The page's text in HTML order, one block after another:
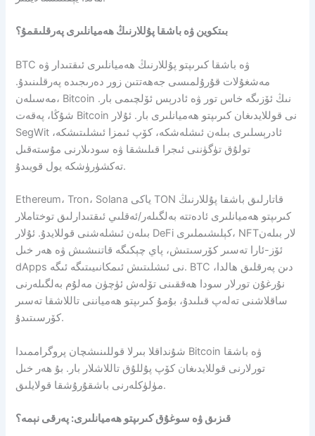
بىتكوين ۋە باشقا پۇللارنىڭ ھەميانلىرى پەرقلىقمۇ؟
BTC ۋە باشقا كىرىپتو پۇللارنىڭ ھەميانلىرى ئىقتىدار ۋە
مەشغۇلات قۇرۇلمىسى جەھەتتىن زور دەرىجىدە پەرقلىنىدۇ.
مەسىلەن، Bitcoin نىڭ ئۆزىگە خاس تور ۋە ئادرېس ئۆلچىمى بار.
شۇڭا، پەقەت Bitcoin نى قوللايدىغان كىرىپتو ھەميانلىرى بار. ئۇلار
SegWit ئادرېسلىرى بىلەن ئىشلەشكە، كۆپ ئىمزا ئىشلىتىشكە،
تولۇق تۈگۈننى ئىجرا قىلىشقا ۋە سودىلارنى مۇستەقىل
تەكشۈرۈشكە يول قويىدۇ.
Ethereum، Tron، Solana ياكى TON قاتارلىق باشقا پۇللارنىڭ
كىرىپتو ھەميانلىرى ئادەتتە بەلگىلەر/ئەقلىي ئىقتىدارلىق توختاملار
بىلەن ئىشلەشنى قوللايدۇ. ئۇلار DeFi كېلىشىملىرى، NFTلار بىلەن
ئۆز-ئارا تەسىر كۆرسىتىش، پاي چېكىگە قاتنىشىش ۋە ھەر خىل
dApps نى ئىشلىتىش ئىمكانىيىتىگە ئىگە. BTC دىن پەرقلىق ھالدا،
نۇرغۇن تورلار سودا ھەققىنى تۆلەش ئۈچۈن مەلۇم بەلگىلەرنى
ساقلاشنى تەلەپ قىلىدۇ، بۇمۇ كىرىپتو ھەمياننى تاللاشقا تەسىر
كۆرسىتىدۇ.
شۇنداقلا بىرلا قوللىنىشچان پروگراممىدا Bitcoin ۋە باشقا
تورلارنى قوللايدىغان كۆپ پۇللۇق تاللاشلار بار. بۇ ھەر خىل
مۈلۈكلەرنى باشقۇرۇشقا قولايلىق.
قىزىق ۋە سوغۇق كىرىپتو ھەميانلىرى: پەرقى نېمە؟